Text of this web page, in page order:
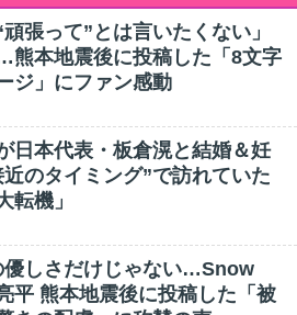
頑張って”とは言いたくない」
熊本地震後に投稿した「8文字
ジ」にファン感動
日本代表・板倉滉と結婚＆妊
のタイミング”で訪れていた
転機」
優しさだけじゃない…Snow
平 熊本地震後に投稿した「被